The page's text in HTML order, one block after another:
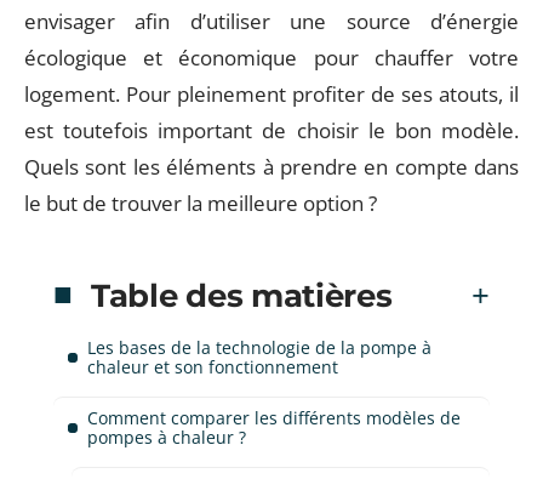
envisager afin d’utiliser une source d’énergie
écologique et économique pour chauffer votre
logement. Pour pleinement profiter de ses atouts, il
est toutefois important de choisir le bon modèle.
Quels sont les éléments à prendre en compte dans
le but de trouver la meilleure option ?
Table des matières
Les bases de la technologie de la pompe à
chaleur et son fonctionnement
Comment comparer les différents modèles de
pompes à chaleur ?